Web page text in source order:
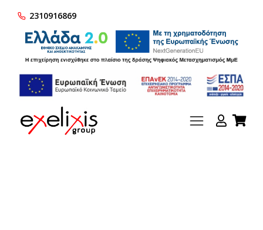
2310916869